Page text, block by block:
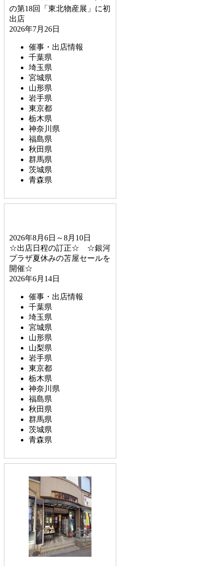
の第18回「東北物産展」に初
出店
2026年7月26日
催事・出店情報
千葉県
埼玉県
宮城県
山形県
岩手県
東京都
栃木県
神奈川県
福島県
秋田県
群馬県
茨城県
青森県
2026年8月6日～8月10日
☆出店日程の訂正☆ ☆銀河
プラザ夏休みの苫屋セールを
開催☆
2026年6月14日
催事・出店情報
千葉県
埼玉県
宮城県
山形県
山梨県
岩手県
東京都
栃木県
神奈川県
福島県
秋田県
群馬県
茨城県
青森県